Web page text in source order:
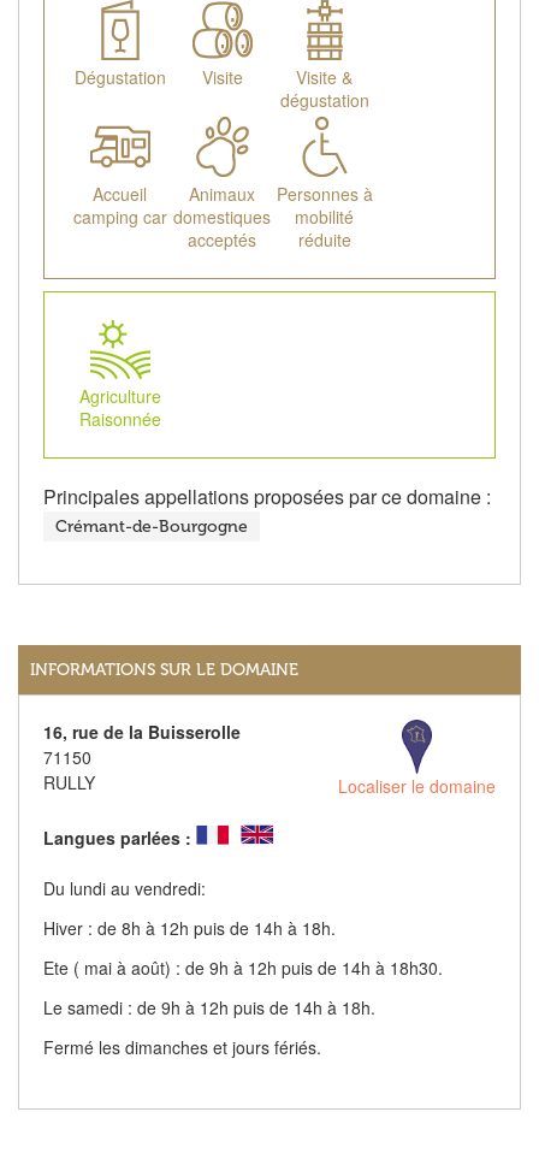
Dégustation Visite
Visite &
dégustation
Accueil
camping car
Animaux
domestiques
acceptés
Personnes à
mobilité
réduite
Agriculture
Raisonnée
Principales appellations proposées par ce domaine :
Crémant-de-Bourgogne
INFORMATIONS SUR LE DOMAINE
16, rue de la Buisserolle
71150
RULLY
Localiser le domaine
Langues parlées :
Du lundi au vendredi:
Hiver : de 8h à 12h puis de 14h à 18h.
Ete ( mai à août) : de 9h à 12h puis de 14h à 18h30.
Le samedi : de 9h à 12h puis de 14h à 18h.
Fermé les dimanches et jours fériés.